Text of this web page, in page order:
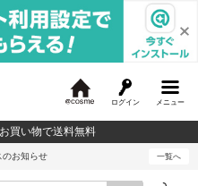
メニュー
ログイン
c
o
買い物で送料無料
のお知らせ 一覧へ